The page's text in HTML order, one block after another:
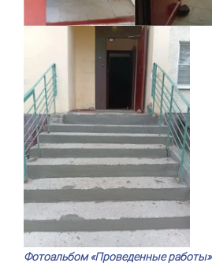
Фотоальбом «Проведенные работы»